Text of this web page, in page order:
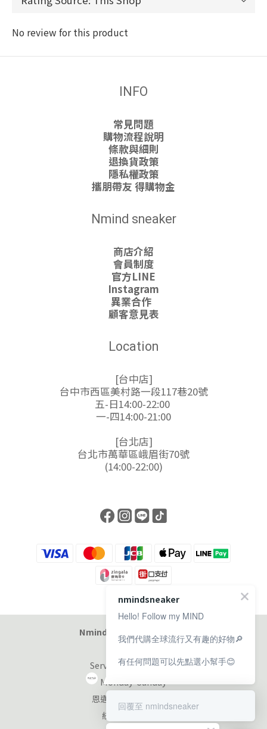
No review for this product
INFO
常見問題
購物流程說明
條款與細則
退換貨政策
隱私權政策
攜朋帶友 得購物金
Nmind sneaker
商店介紹
會員制度
官方LINE
Instagram
異業合作
顧客意見表
Location
[台中店]
台中市西區美村路一段117巷20號
五-日14:00-22:00
一-四14:00-21:00
[台北店]
台北市萬華區峨眉街70號
(14:00-22:00)
Nmind Sneaker 恩邁選貨店
Service at 11:00-19:00
Monday-Sunday
恩邁國際股份有限公司
統編：90353953
nmindsneaker
Hello! Follow my MIND
我們代購全球流行又有趣的好物🔎
有任何問題可以先點選小幫手😊
回覆至 nmindsneaker